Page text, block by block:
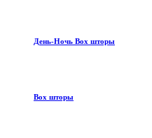
День-Ночь Box шторы
Box шторы